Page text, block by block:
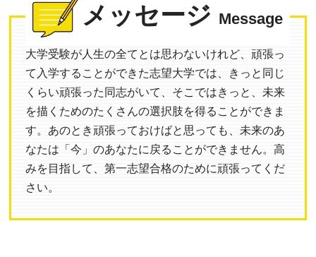
メッセージ Message
大学受験が人生の全てとは思わないけれど、頑張っ
て入学することができた志望大学では、きっと同じ
くらい頑張った同志がいて、そこではきっと、未来
を描くためのたくさんの選択肢を得ることができま
す。あのとき頑張っておけばと思っても、未来のあ
なたは「今」のあなたに戻ることができません。高
みを目指して、第一志望合格のために頑張ってくだ
さい。